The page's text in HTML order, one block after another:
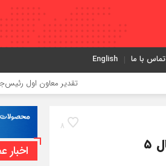
تماس با ما English
تقدیر معاون اول رئیس‌جمهور از
8
۶ هزار کیلومتر محور ریلی به شبکه ریلی کشور افزوده می‌شود/ اتصال ۵
اخبار